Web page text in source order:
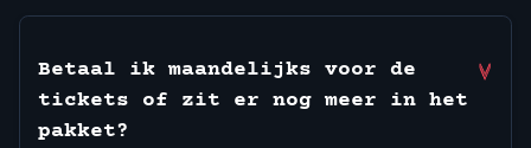
Betaal ik maandelijks voor de
tickets of zit er nog meer in het
pakket?